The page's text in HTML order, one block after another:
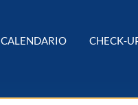
CALENDARIO CHECK-